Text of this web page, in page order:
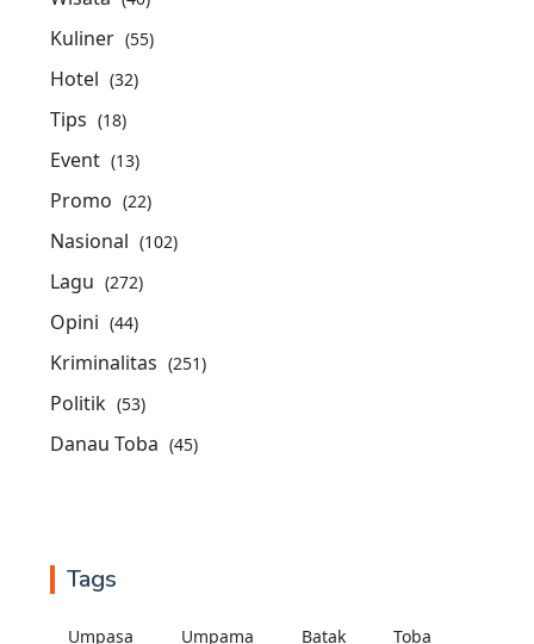
Kuliner (55)
Hotel (32)
Tips (18)
Event (13)
Promo (22)
Nasional (102)
Lagu (272)
Opini (44)
Kriminalitas (251)
Politik (53)
Danau Toba (45)
Tags
Umpasa Umpama Batak Toba